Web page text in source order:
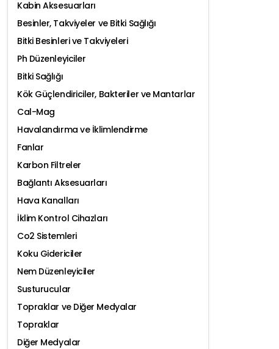
Kabin Aksesuarları
Besinler, Takviyeler ve Bitki Sağlığı
Bitki Besinleri ve Takviyeleri
Ph Düzenleyiciler
Bitki Sağlığı
Kök Güçlendiriciler, Bakteriler ve Mantarlar
Cal-Mag
Havalandırma ve İklimlendirme
Fanlar
Karbon Filtreler
Bağlantı Aksesuarları
Hava Kanalları
İklim Kontrol Cihazları
Co2 Sistemleri
Koku Gidericiler
Nem Düzenleyiciler
Susturucular
Topraklar ve Diğer Medyalar
Topraklar
Diğer Medyalar